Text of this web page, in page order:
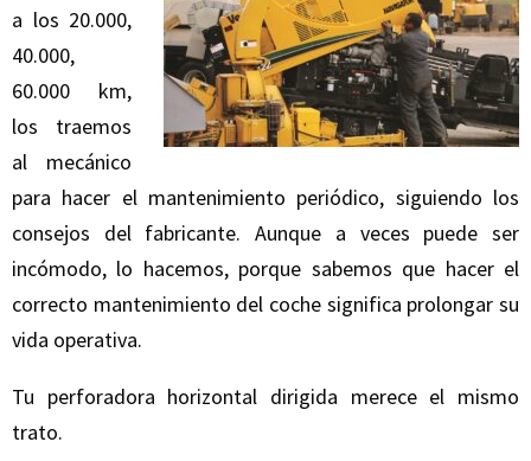
a los 20.000,
40.000,
60.000 km,
los traemos
al mecánico
para hacer el mantenimiento periódico, siguiendo los
consejos del fabricante. Aunque a veces puede ser
incómodo, lo hacemos, porque sabemos que hacer el
correcto mantenimiento del coche significa prolongar su
vida operativa.
Tu perforadora horizontal dirigida merece el mismo
trato.